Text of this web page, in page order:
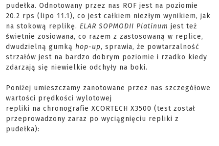
pudełka. Odnotowany przez nas ROF jest na poziomie
20.2 rps (lipo 11.1), co jest całkiem niezłym wynikiem, jak
na stokową replikę. ELAR SOPMODII Platinum jest też
świetnie zosiowana, co razem z zastosowaną w replice,
dwudzielną gumką hop-up, sprawia, że powtarzalność
strzałów jest na bardzo dobrym poziomie i rzadko kiedy
zdarzają się niewielkie odchyły na boki.
Poniżej umieszczamy zanotowane przez nas szczegółowe
wartości prędkości wylotowej
repliki na chronografie XCORTECH X3500 (test został
przeprowadzony zaraz po wyciągnięciu repliki z
pudełka):